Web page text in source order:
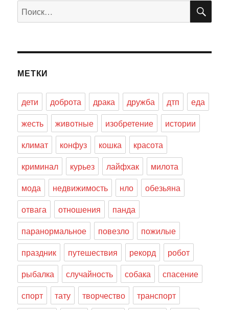
Искать:
МЕТКИ
дети доброта драка дружба дтп
еда
жесть
животные изобретение
истории
климат
конфуз кошка
красота
криминал
курьез лайфхак
милота
мода
недвижимость нло
обезьяна
отвага
отношения
панда
паранормальное
повезло
пожилые
праздник
путешествия рекорд
робот
рыбалка
случайность собака
спасение
спорт
тату творчество
транспорт